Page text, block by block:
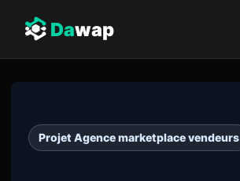
Dawap
Projet Agence marketplace vendeurs